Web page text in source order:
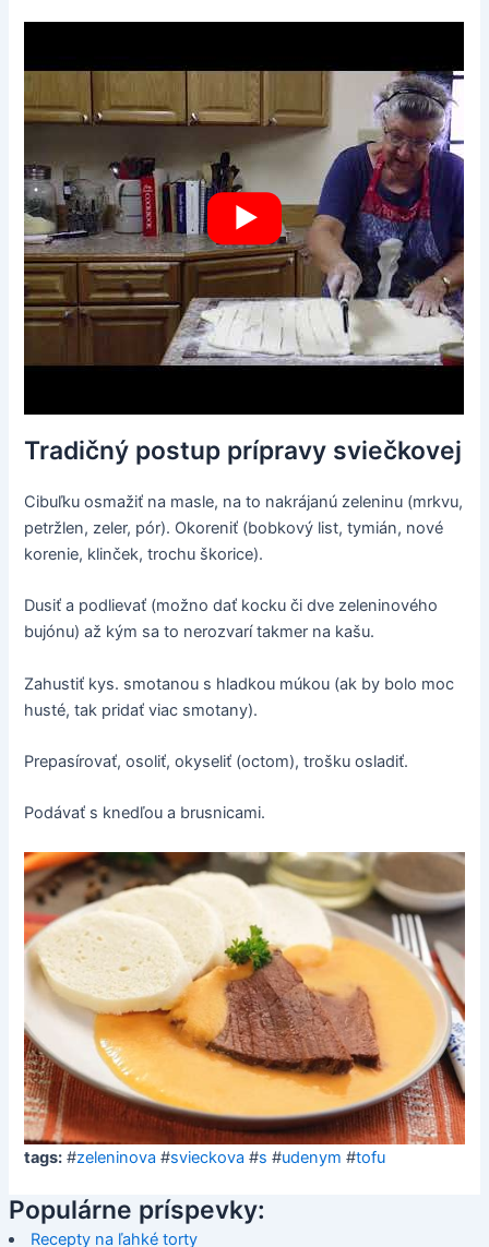
Tradičný postup prípravy sviečkovej
Cibuľku osmažiť na masle, na to nakrájanú zeleninu (mrkvu,
petržlen, zeler, pór). Okoreniť (bobkový list, tymián, nové
korenie, klinček, trochu škorice).
Dusiť a podlievať (možno dať kocku či dve zeleninového
bujónu) až kým sa to nerozvarí takmer na kašu.
Zahustiť kys. smotanou s hladkou múkou (ak by bolo moc
husté, tak pridať viac smotany).
Prepasírovať, osoliť, okyseliť (octom), trošku osladiť.
Podávať s knedľou a brusnicami.
tags: #zeleninova #svieckova #s #udenym #tofu
Populárne príspevky:
Recepty na ľahké torty